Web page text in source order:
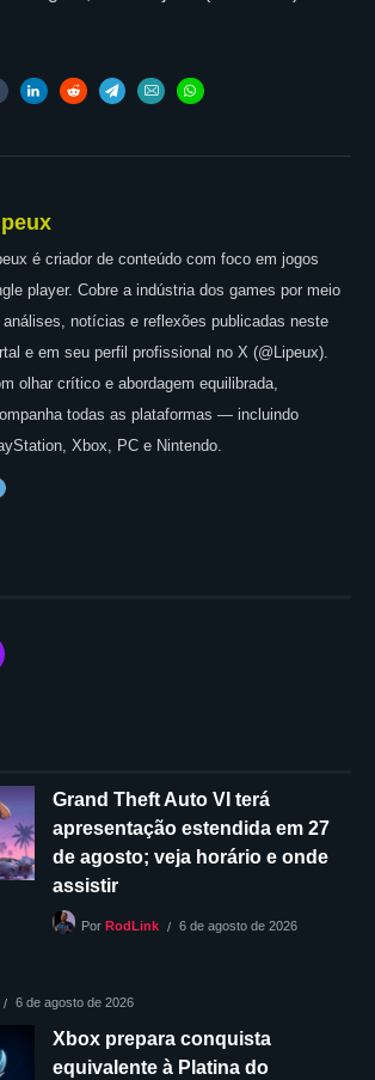
é criador de conteúdo com foco em jogos
player. Cobre a indústria dos games por meio
análises, notícias e reflexões publicadas neste
e em seu perfil profissional no X (@Lipeux).
olhar crítico e abordagem equilibrada,
todas as plataformas — incluindo
Xbox, PC e Nintendo.
Grand Theft Auto VI terá
apresentação estendida em 27
de agosto; veja horário e onde
assistir
Por RodLink 6 de agosto de 2026
6 de agosto de 2026
Xbox prepara conquista
equivalente à Platina do